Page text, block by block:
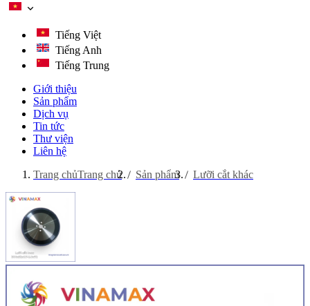
Tiếng Việt
Tiếng Anh
Tiếng Trung
Giới thiệu
Sản phẩm
Dịch vụ
Tin tức
Thư viện
Liên hệ
Trang chủTrang chủ Sản phẩm Lưỡi cắt khác